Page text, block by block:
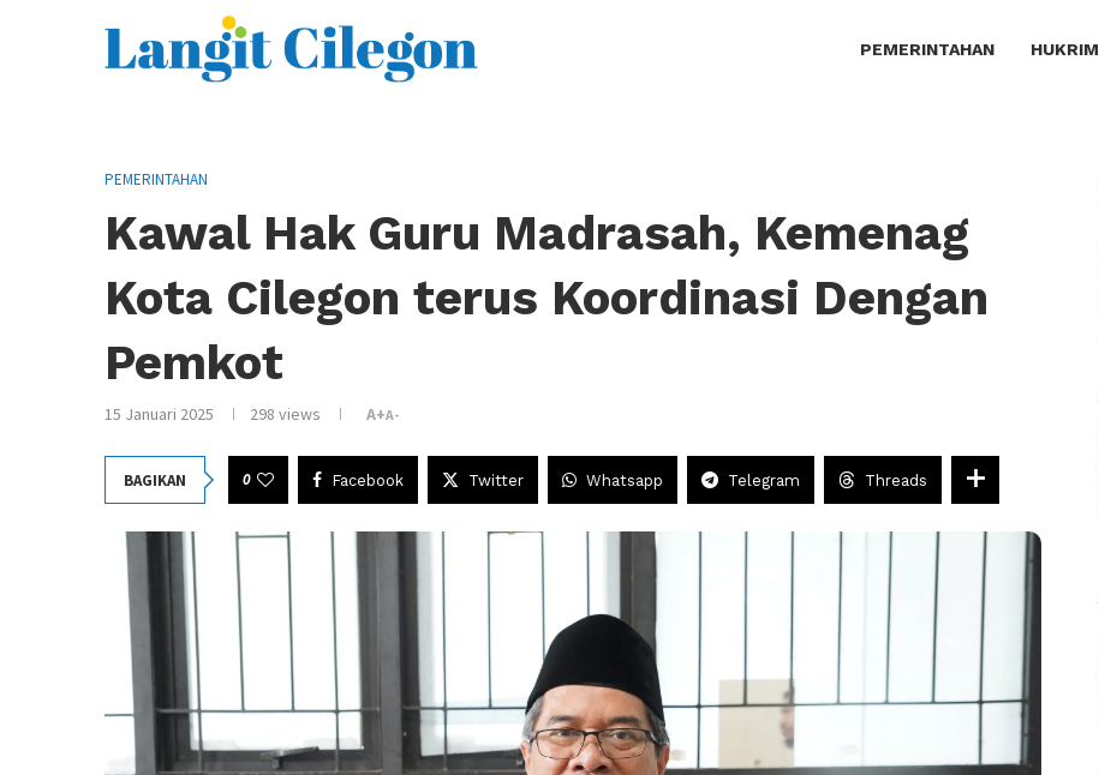
PEMERINTAHAN HUKRIM
PEMERINTAHAN
Kawal Hak Guru Madrasah, Kemenag
Kota Cilegon terus Koordinasi Dengan
Pemkot
15 Januari 2025 298 views A+A-
BAGIKAN 0 Facebook Twitter Whatsapp Telegram Threads